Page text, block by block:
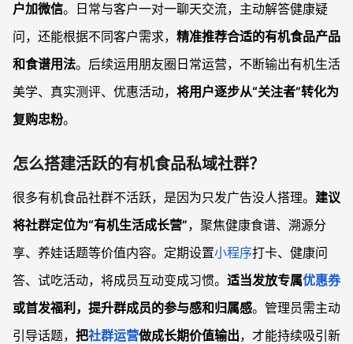
户加微信。日常与客户一对一聊天交流，主动解答健康疑
问，还能根据不同客户需求， 精准推荐合适的有机食品产品
和食谱用法。后续运用朋友圈日常运营，不断输出有机生活
美学、真实测评、优惠活动， 将用户逐步从“关注者”转化为
复购忠粉。
怎么搭建活跃的有机食品私域社群？
很多有机食品社群不活跃，是因为只发广告没人搭理。 建议
将社群定位为“有机生活成长营”，聚焦健康食谱、溯源分
享、养娃话题等价值内容。定期设置小程序打卡、健康问
答、试吃活动，将成员互动变成习惯。 适当发放专属优惠券
或首发福利，提升群成员的参与感和归属感。管理员需主动
引导话题， 把社群运营做成长期价值输出，才能持续吸引新